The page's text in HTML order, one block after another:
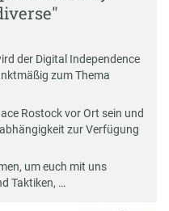
der Digital Independence
zum Thema
Rostock vor Ort sein und
zur Verfügung
um euch mit uns
Taktiken, …